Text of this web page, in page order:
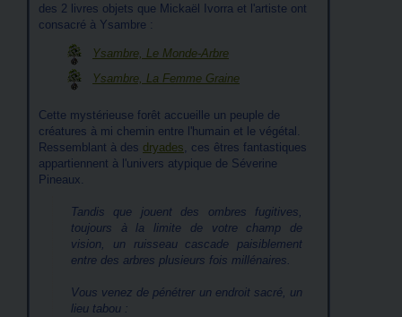
des 2 livres objets que Mickaël Ivorra et l'artiste ont
consacré à Ysambre :
Ysambre, Le Monde-Arbre
Ysambre, La Femme Graine
Cette mystérieuse forêt accueille un peuple de
créatures à mi chemin entre l'humain et le végétal.
Ressemblant à des dryades, ces êtres fantastiques
appartiennent à l'univers atypique de Séverine
Pineaux.
Tandis que jouent des ombres fugitives,
toujours à la limite de votre champ de
vision, un ruisseau cascade paisiblement
entre des arbres plusieurs fois millénaires.
Vous venez de pénétrer un endroit sacré, un
lieu tabou :